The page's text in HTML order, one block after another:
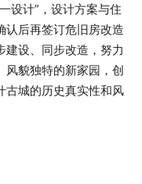
设计”，设计方案与住
认后再签订危旧房改造
建设、同步改造，努力
风貌独特的新家园，创
古城的历史真实性和风